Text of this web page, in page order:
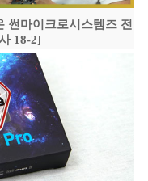
썬마이크로시스템즈 전
18-2]